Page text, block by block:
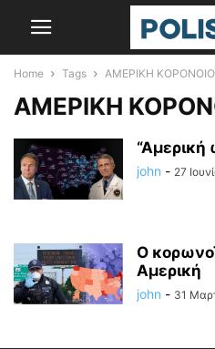
Home Tags ΑΜΕΡΙΚΗ
ΑΜΕΡΙΚΗ
“Αμερική
john - 27
Ο
Αμερική
john - 31